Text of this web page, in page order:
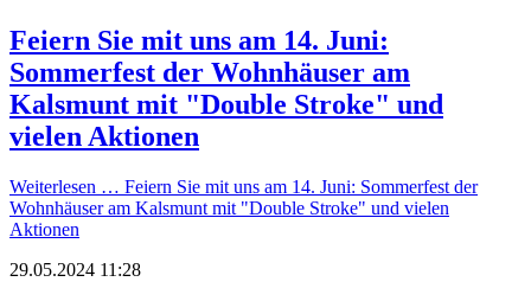
Feiern Sie mit uns am 14. Juni:
Sommerfest der Wohnhäuser am
Kalsmunt mit "Double Stroke" und
vielen Aktionen
Weiterlesen … Feiern Sie mit uns am 14. Juni: Sommerfest der
Wohnhäuser am Kalsmunt mit "Double Stroke" und vielen
Aktionen
29.05.2024 11:28